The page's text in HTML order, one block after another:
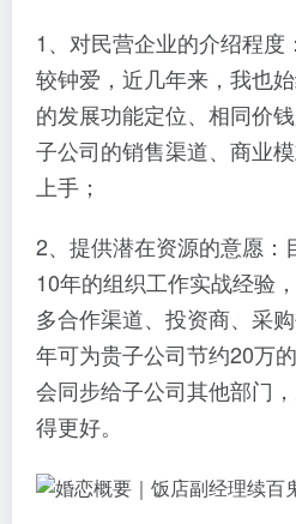
1、对民营企业的介绍程
较钟爱，近几年来，我也
的发展功能定位、相同价
子公司的销售渠道、商业
上手；
2、提供潜在资源的意愿：
10年的组织工作实战经验
多合作渠道、投资商、采
年可为贵子公司节约20万
会同步给子公司其他部门
得更好。